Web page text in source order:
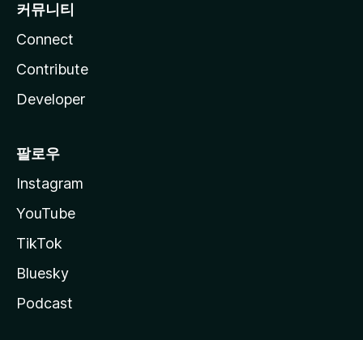
커뮤니티
Connect
Contribute
Developer
팔로우
Instagram
YouTube
TikTok
Bluesky
Podcast